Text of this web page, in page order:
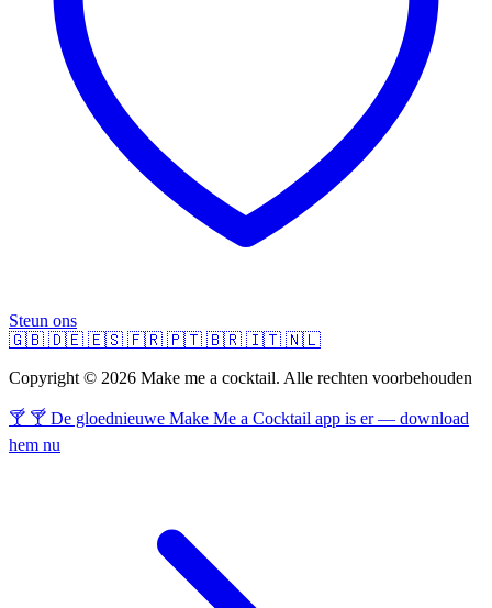
Steun ons
🇬🇧 🇩🇪 🇪🇸 🇫🇷 🇵🇹 🇧🇷 🇮🇹 🇳🇱
Copyright © 2026 Make me a cocktail. Alle rechten voorbehouden
🍸 🍸 De gloednieuwe Make Me a Cocktail app is er — download
hem nu